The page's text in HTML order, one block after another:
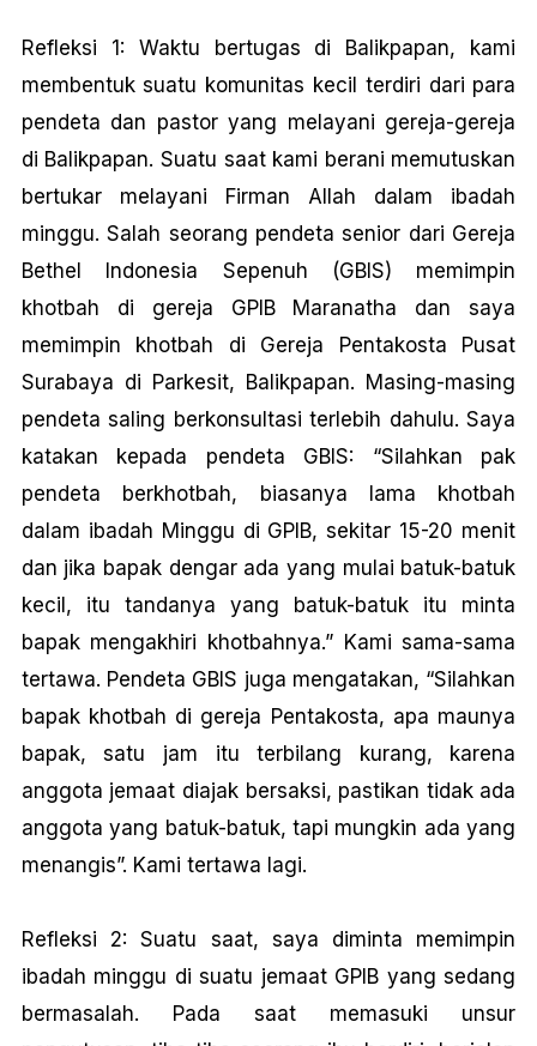
Refleksi 1: Waktu bertugas di Balikpapan, kami
membentuk suatu komunitas kecil terdiri dari para
pendeta dan pastor yang melayani gereja-gereja
di Balikpapan. Suatu saat kami berani memutuskan
bertukar melayani Firman Allah dalam ibadah
minggu. Salah seorang pendeta senior dari Gereja
Bethel Indonesia Sepenuh (GBIS) memimpin
khotbah di gereja GPIB Maranatha dan saya
memimpin khotbah di Gereja Pentakosta Pusat
Surabaya di Parkesit, Balikpapan. Masing-masing
pendeta saling berkonsultasi terlebih dahulu. Saya
katakan kepada pendeta GBIS: “Silahkan pak
pendeta berkhotbah, biasanya lama khotbah
dalam ibadah Minggu di GPIB, sekitar 15-20 menit
dan jika bapak dengar ada yang mulai batuk-batuk
kecil, itu tandanya yang batuk-batuk itu minta
bapak mengakhiri khotbahnya.” Kami sama-sama
tertawa. Pendeta GBIS juga mengatakan, “Silahkan
bapak khotbah di gereja Pentakosta, apa maunya
bapak, satu jam itu terbilang kurang, karena
anggota jemaat diajak bersaksi, pastikan tidak ada
anggota yang batuk-batuk, tapi mungkin ada yang
menangis”. Kami tertawa lagi.
Refleksi 2: Suatu saat, saya diminta memimpin
ibadah minggu di suatu jemaat GPIB yang sedang
bermasalah. Pada saat memasuki unsur